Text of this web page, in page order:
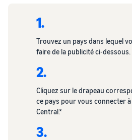
1.
Trouvez un pays dans lequel
faire de la publicité ci-dessous.
2.
Cliquez sur le drapeau
ce pays pour vous connecter à
Central.*
3.